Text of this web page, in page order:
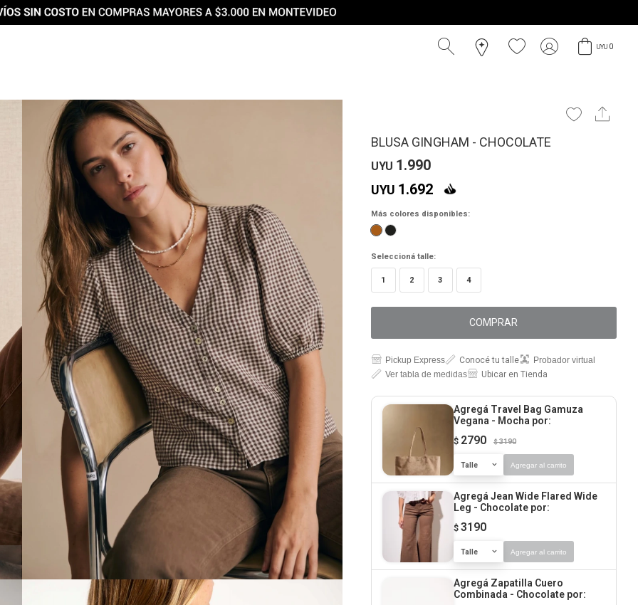
UYU 0
BLUSA GINGHAM - CHOCOLATE
UYU 1.990
UYU 1.692
Más colores disponibles:
Seleccioná talle:
1 2 3 4
COMPRAR
Pickup Express Conocé tu talle
Probador virtual
Ver tabla de medidas
Ubicar en Tienda
Agregá Travel Bag Gamuza
Vegana - Mocha por:
$ 2790 $ 3190
Talle Agregar al carrito
Agregá Jean Wide Flared Wide
Leg - Chocolate por:
$ 3190
Talle Agregar al carrito
Agregá Zapatilla Cuero
Combinada - Chocolate por: